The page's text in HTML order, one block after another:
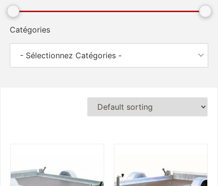
Catégories
- Sélectionnez Catégories -